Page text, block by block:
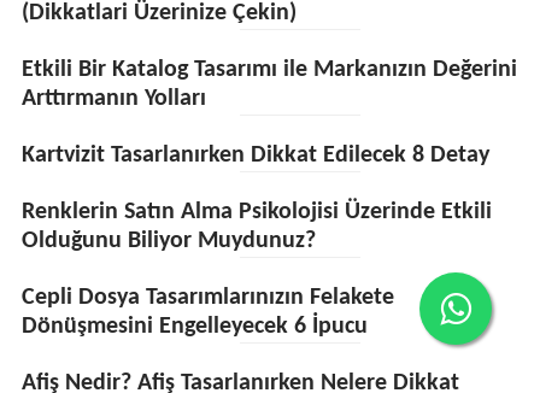
(Dikkatlari Üzerinize Çekin)
Etkili Bir Katalog Tasarımı ile Markanızın Değerini
Arttırmanın Yolları
Kartvizit Tasarlanırken Dikkat Edilecek 8 Detay
Renklerin Satın Alma Psikolojisi Üzerinde Etkili
Olduğunu Biliyor Muydunuz?
Cepli Dosya Tasarımlarınızın Felakete
Dönüşmesini Engelleyecek 6 İpucu
Afiş Nedir? Afiş Tasarlanırken Nelere Dikkat